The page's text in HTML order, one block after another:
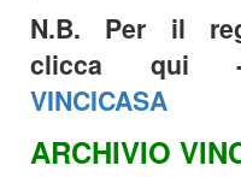
N.B. Per il
clicca qui
VINCICASA
ARCHIVIO